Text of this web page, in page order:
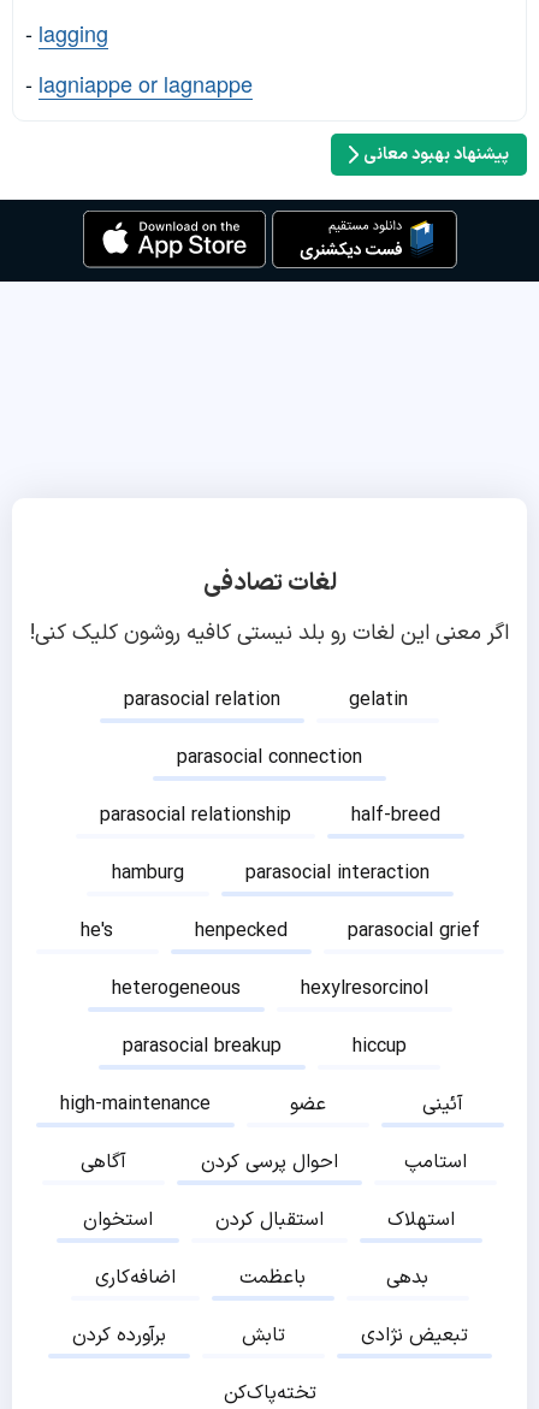
- lagging
- lagniappe or lagnappe
پیشنهاد بهبود معانی
لغات تصادفی
اگر معنی این لغات رو بلد نیستی کافیه روشون کلیک کنی!
parasocial relation
gelatin
parasocial connection
parasocial relationship
half-breed
hamburg
parasocial interaction
he's
henpecked
parasocial grief
heterogeneous
hexylresorcinol
parasocial breakup
hiccup
high-maintenance
عضو
آئینی
آگاهی
احوال پرسی کردن
استامپ
استخوان
استقبال کردن
استهلاک
اضافه‌کاری
باعظمت
بدهی
برآورده کردن
تابش
تبعیض نژادی
تخته‌پاک‌کن